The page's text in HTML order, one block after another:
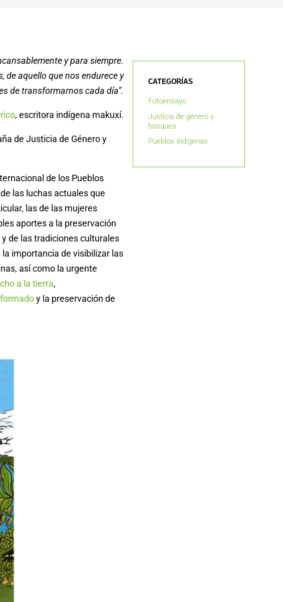
y para siempre.
aquello que nos endurece y
de transformarnos cada día”.
, escritora indígena makuxí.
de Justicia de Género y
de los Pueblos
las luchas actuales que
las de las mujeres
aportes a la preservación
de las tradiciones culturales
importancia de visibilizar las
así como la urgente
a la tierra,
y la preservación de
CATEGORÍAS
Fotoensayo
Justicia de género y
bosques
Pueblos Indígenas